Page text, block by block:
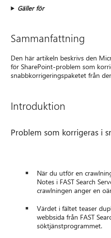
Gäller för
Sammanfattning
Den här artikeln beskrivs den
för SharePoint-problem som
snabbkorrigeringspaketet från
Introduktion
Problem som korrigeras i
När du utför en
Notes i FAST Search
crawlningen anger en
Värdet i fältet teaser
webbsida från FAST
söktjänstprogrammet.